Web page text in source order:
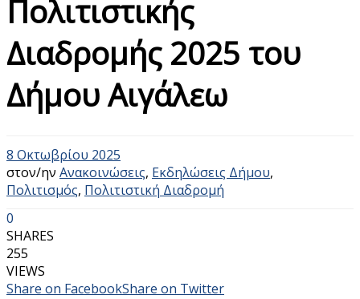
Πολιτιστικής
Διαδρομής 2025 του
Δήμου Αιγάλεω
8 Οκτωβρίου 2025
στον/ην Ανακοινώσεις, Εκδηλώσεις Δήμου,
Πολιτισμός, Πολιτιστική Διαδρομή
0
SHARES
255
VIEWS
Share on FacebookShare on Twitter